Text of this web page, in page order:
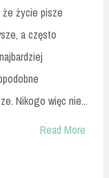
że życie pisze
a często
Nikogo więc nie...
Read More